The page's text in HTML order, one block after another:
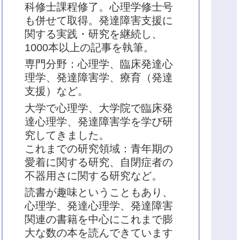
科修士課程修了。心理学修士号
も併せて取得。発達障害支援に
関する実践・研究を継続し、
1000本以上の記事を執筆。
専門分野：心理学、臨床発達心
理学、発達障害学、療育（発達
支援）など。
大学で心理学、大学院で臨床発
達心理学、発達障害学を学び研
究してきました。
これまでの研究領域：青年期の
愛着に関する研究、自閉症者の
不器用さに関する研究など。
読書が趣味ということもあり、
心理学、発達心理学、発達障害
関連の書籍を中心にこれまで膨
大な数の本を読んできています